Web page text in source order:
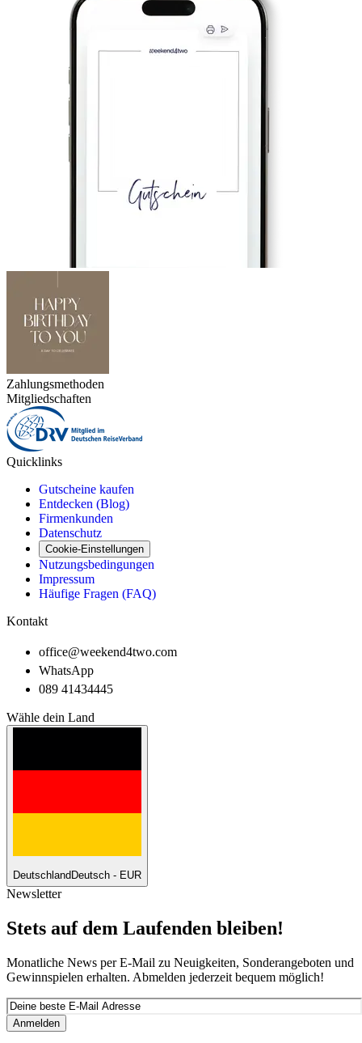
Zahlungsmethoden
Mitgliedschaften
Quicklinks
Gutscheine kaufen
Entdecken (Blog)
Firmenkunden
Datenschutz
Cookie-Einstellungen
Nutzungsbedingungen
Impressum
Häufige Fragen (FAQ)
Kontakt
office@weekend4two.com
WhatsApp
089 41434445
Wähle dein Land
Deutschland Deutsch - EUR
Newsletter
Stets auf dem Laufenden bleiben!
Monatliche News per E-Mail zu Neuigkeiten, Sonderangeboten und
Gewinnspielen erhalten. Abmelden jederzeit bequem möglich!
Anmelden